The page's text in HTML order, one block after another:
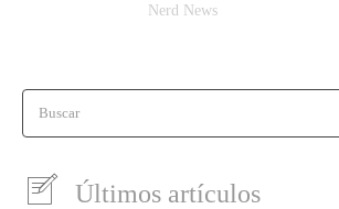
Nerd News
Buscar
Últimos artículos